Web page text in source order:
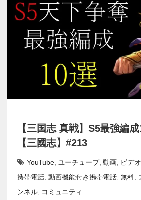
【三国志 真戦】S5最強編
【三國志】#213
YouTube ユーチューブ 動画 ビデオ
携帯電話 動画機能付き携帯電話 無料
ンネル
コミュニティ